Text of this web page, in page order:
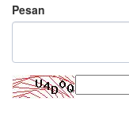
Pesan